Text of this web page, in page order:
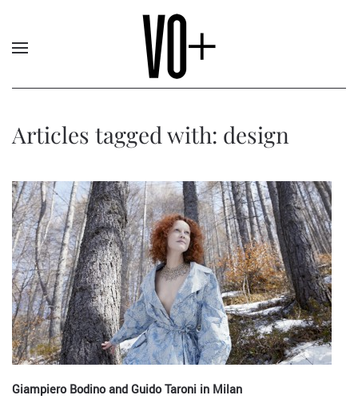
Articles tagged with: design
Giampiero Bodino and Guido Taroni in Milan